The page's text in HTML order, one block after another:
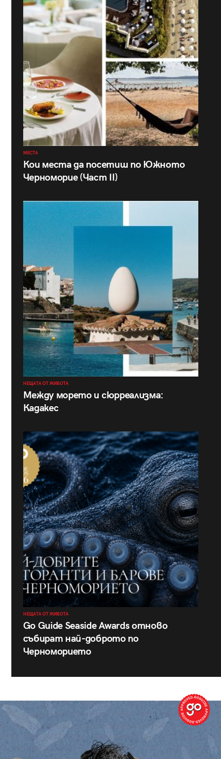
МЕСТА
Кои места да посетиш по Южното
Черноморие (Част II)
НЕЩАТА ОТ ЖИВОТА
Между морето и сюрреализма:
Кадакес
НЕЩАТА ОТ ЖИВОТА
Go Guide Seaside Awards отново
събират най-доброто по
Черноморието